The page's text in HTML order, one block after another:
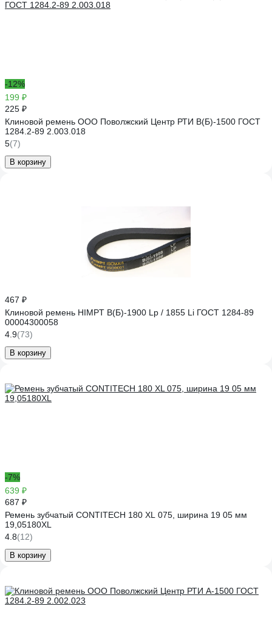
-12%
199 ₽
225 ₽
Клиновой ремень ООО Поволжский Центр РТИ В(Б)-1500 ГОСТ
1284.2-89 2.003.018
5(7)
В корзину
467 ₽
Клиновой ремень HIMPT В(Б)-1900 Lp / 1855 Li ГОСТ 1284-89
00004300058
4.9(73)
В корзину
-7%
639 ₽
687 ₽
Ремень зубчатый CONTITECH 180 XL 075, ширина 19 05 мм
19,05180XL
4.8(12)
В корзину